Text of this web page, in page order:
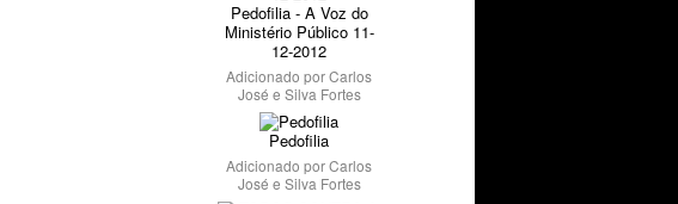
Pedofilia - A Voz do
Ministério Público 11-
12-2012
Adicionado porCarlos
José e Silva Fortes
Pedofilia
Adicionado porCarlos
José e Silva Fortes